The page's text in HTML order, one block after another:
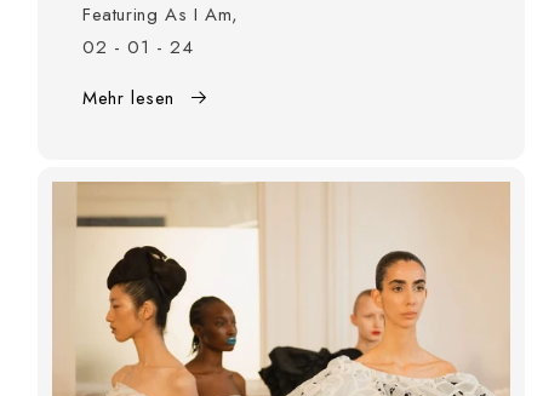
Featuring As I Am,
02 - 01 - 24
Mehr lesen